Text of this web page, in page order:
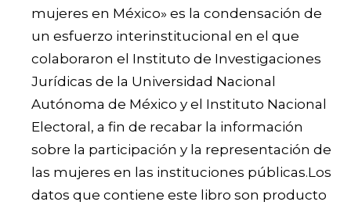
mujeres en México» es la condensación de
un esfuerzo interinstitucional en el que
colaboraron el Instituto de Investigaciones
Jurídicas de la Universidad Nacional
Autónoma de México y el Instituto Nacional
Electoral, a fin de recabar la información
sobre la participación y la representación de
las mujeres en las instituciones públicas.Los
datos que contiene este libro son producto